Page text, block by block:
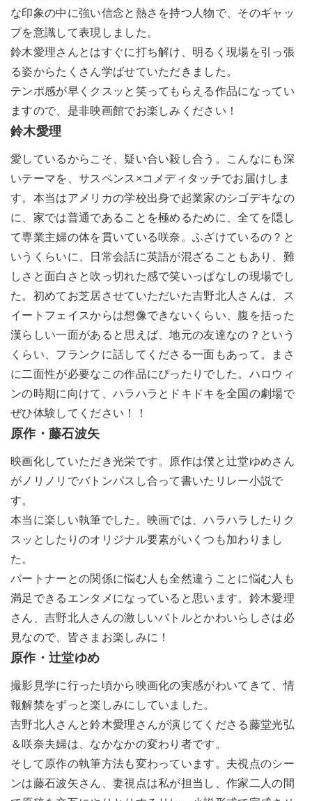
な印象の中に強い信念と熱さを持つ人物で、そのギャッ
プを意識して表現しました。
鈴木愛理さんとはすぐに打ち解け、明るく現場を引っ張
る姿からたくさん学ばせていただきました。
テンポ感が早くクスッと笑ってもらえる作品になってい
ますので、是非映画館でお楽しみください！
鈴木愛理
愛しているからこそ、疑い合い殺し合う。こんなにも深
いテーマを、サスペンス×コメディタッチでお届けしま
す。本当はアメリカの学校出身で起業家のシゴデキなの
に、家では普通であることを極めるために、全てを隠し
て専業主婦の体を貫いている咲奈。ふざけているの？と
いうくらいに、日常会話に英語が混ざることもあり、難
しさと面白さと吹っ切れた感で笑いっぱなしの現場でし
た。初めてお芝居させていただいた吉野北人さんは、ス
イートフェイスからは想像できないくらい、腹を括った
漢らしい一面があると思えば、地元の友達なの？という
くらい、フランクに話してくださる一面もあって。まさ
に二面性が必要なこの作品にぴったりでした。ハロウィ
ンの時期に向けて、ハラハラとドキドキを全国の劇場で
ぜひ体験してください！！
原作・藤石波矢
映画化していただき光栄です。原作は僕と辻堂ゆめさん
がノリノリでバトンパスし合って書いたリレー小説で
す。
本当に楽しい執筆でした。映画では、ハラハラしたりク
スッとしたりのオリジナル要素がいくつも加わりまし
た。
パートナーとの関係に悩む人も全然違うことに悩む人も
満足できるエンタメになっていると思います。鈴木愛理
さん、吉野北人さんの激しいバトルとかわいらしさは必
見なので、皆さまお楽しみに！
原作・辻堂ゆめ
撮影見学に行った頃から映画化の実感がわいてきて、情
報解禁をずっと楽しみにしていました。
吉野北人さんと鈴木愛理さんが演じてくださる藤堂光弘
＆咲奈夫婦は、なかなかの変わり者です。
そして原作の執筆方法も変わっています。夫視点のシー
ンは藤石波矢さん、妻視点は私が担当し、作家二人の間